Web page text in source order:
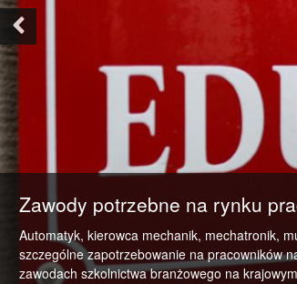
Zawody potrzebne na rynku
Automatyk, kierowca mechanik, mechatronik,
szczególne zapotrzebowanie na pracowników
zawodach szkolnictwa branżowego na
Previous